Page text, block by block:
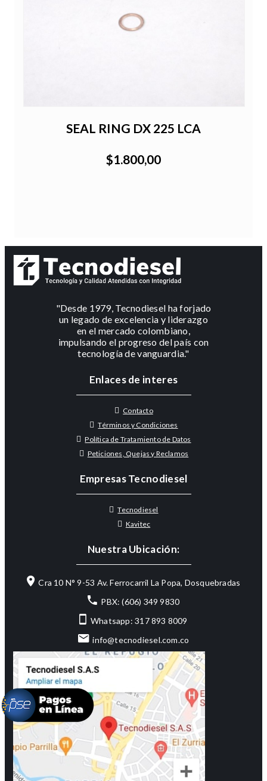
SEAL RING DX 225 LCA
$1.800,00
"Desde 1979, Tecnodiesel ha forjado
un legado de excelencia y liderazgo
en el mercado colombiano,
impulsando el progreso del país con
tecnología de vanguardia."
Enlaces de interes
Contacto
Términos y Condiciones
Política de Tratamiento de Datos
Peticiones, Quejas y Reclamos
Empresas Tecnodiesel
Tecnodiesel
Kavitec
Nuestra Ubicación:
Cra 10 N° 9-53 Av. Ferrocarril La Popa, Dosquebradas
PBX: (606) 349 9830
Whatsapp: 317 893 8009
info@tecnodiesel.com.co